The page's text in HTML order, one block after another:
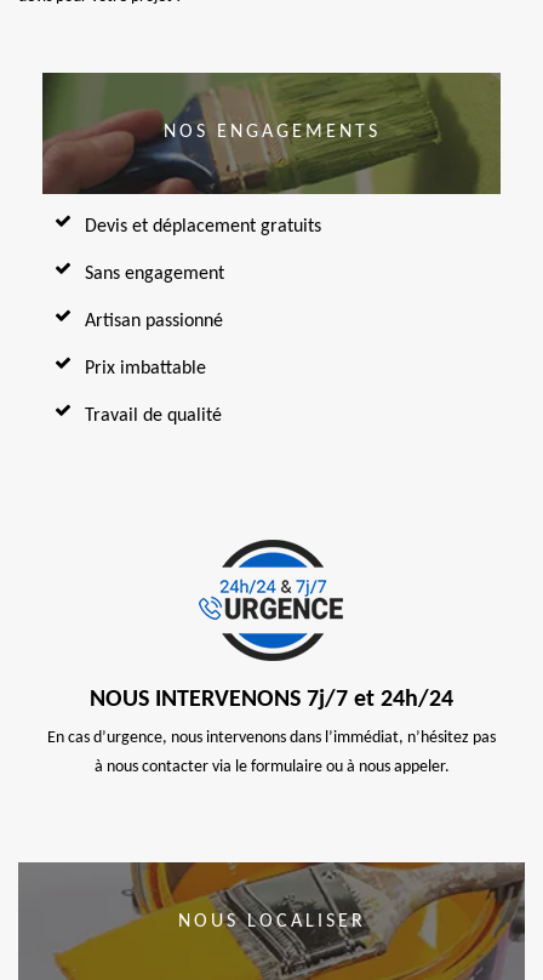
NOS ENGAGEMENTS
Devis et déplacement gratuits
Sans engagement
Artisan passionné
Prix imbattable
Travail de qualité
NOUS INTERVENONS 7j/7 et 24h/24
En cas d’urgence, nous intervenons dans l’immédiat, n’hésitez pas
à nous contacter via le formulaire ou à nous appeler.
NOUS LOCALISER